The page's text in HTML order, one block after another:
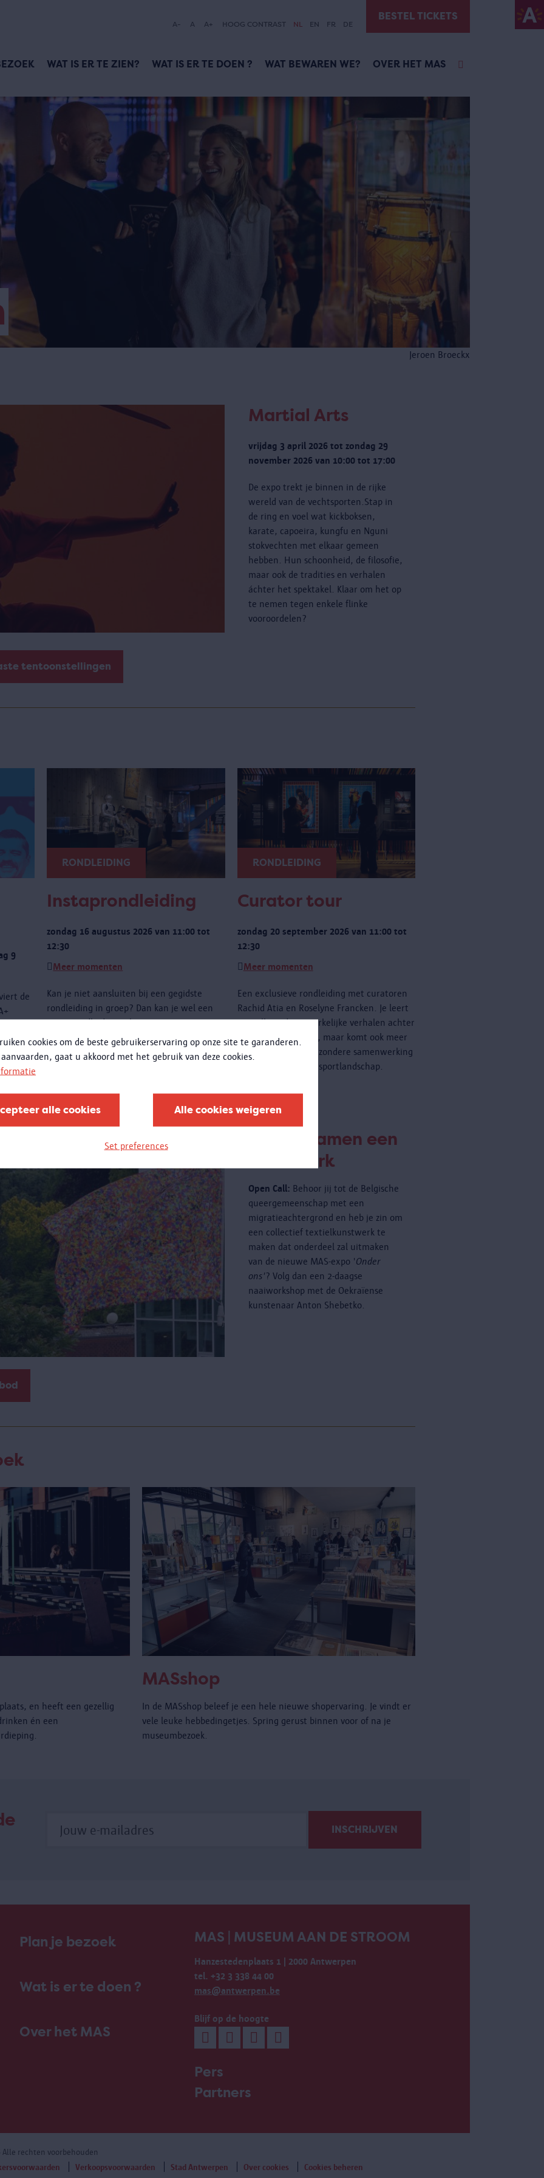
cookies om de beste gebruikerservaring op onze site te garanderen.
gaat u akkoord met het gebruik van deze cookies.
alle cookies Alle cookies weigeren
Set preferences
A- A A+ HOOG CONTRAST NL EN FR DE
BESTEL TICKETS
WAT IS ER TE ZIEN? WAT IS ER TE DOEN ? WAT BEWAREN WE? OVER HET MAS
Jeroen Broeckx
Martial Arts
vrijdag 3 april 2026 tot zondag 29
november 2026 van 10:00 tot 17:00
De expo trekt je binnen in de rijke
wereld van de vechtsporten.Stap in
de ring en voel wat kickboksen,
karate, capoeira, kungfu en Nguni
stokvechten met elkaar gemeen
hebben. Hun schoonheid, de filosofie,
maar ook de tradities en verhalen
áchter het spektakel. Klaar om het op
te nemen tegen enkele flinke
vooroordelen?
tentoonstellingen
9
de
RONDLEIDING
Instaprondleiding
zondag 16 augustus 2026 van 11:00 tot
12:30
Meer momenten
Kan je niet aansluiten bij een gegidste
rondleiding in groep? Dan kan je wel een
instaprondleiding volgen.
RONDLEIDING
Curator tour
zondag 20 september 2026 van 11:00 tot
12:30
Meer momenten
Een exclusieve rondleiding met curatoren
Rachid Atia en Roselyne Francken. Je leert
niet alleen de opmerkelijke verhalen achter
de objecten kennen, maar komt ook meer
te weten over de bijzondere samenwerking
met het Antwerpse sportlandschap.
Creëer samen een
kunstwerk
Open Call: Behoor jij tot de Belgische
queergemeenschap met een
migratieachtergrond en heb je zin om
een collectief textielkunstwerk te
maken dat onderdeel zal uitmaken
van de nieuwe MAS-expo 'Onder
ons'? Volg dan een 2-daagse
naaiworkshop met de Oekraïense
kunstenaar Anton Shebetko.
en heeft een gezellig
én een
MASshop
In de MASshop beleef je een hele nieuwe shopervaring. Je vindt er
vele leuke hebbedingetjes. Spring gerust binnen voor of na je
museumbezoek.
Plan je bezoek
Wat is er te doen ?
Over het MAS
MAS | MUSEUM AAN DE STROOM
Hanzestedenplaats 1 | 2000 Antwerpen
tel. +32 3 338 44 00
mas@antwerpen.be
Blijf op de hoogte
Pers
Partners
Alle rechten voorbehouden
Verkoopsvoorwaarden Stad Antwerpen Over cookies Cookies beheren